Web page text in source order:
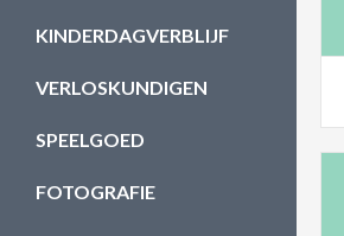
KINDERDAGVERBLIJF
VERLOSKUNDIGEN
SPEELGOED
FOTOGRAFIE